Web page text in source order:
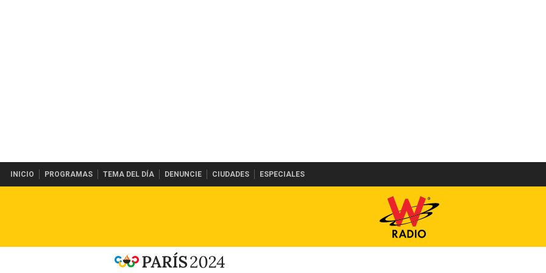
INICIO PROGRAMAS TEMA DEL DÍA DENUNCIE CIUDADES ESPECIALES